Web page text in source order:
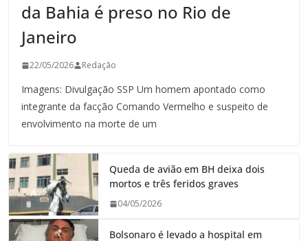
da Bahia é preso no Rio de
Janeiro
22/05/2026 Redação
Imagens: Divulgação SSP Um homem apontado como
integrante da facção Comando Vermelho e suspeito de
envolvimento na morte de um
Queda de avião em BH deixa dois
mortos e três feridos graves
04/05/2026
Bolsonaro é levado a hospital em